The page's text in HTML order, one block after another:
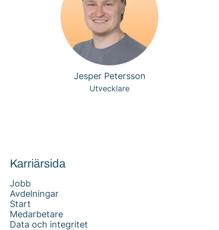
Jesper Petersson
Utvecklare
Karriärsida
Jobb
Avdelningar
Start
Medarbetare
Data och integritet